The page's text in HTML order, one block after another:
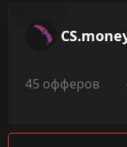
45 офферов